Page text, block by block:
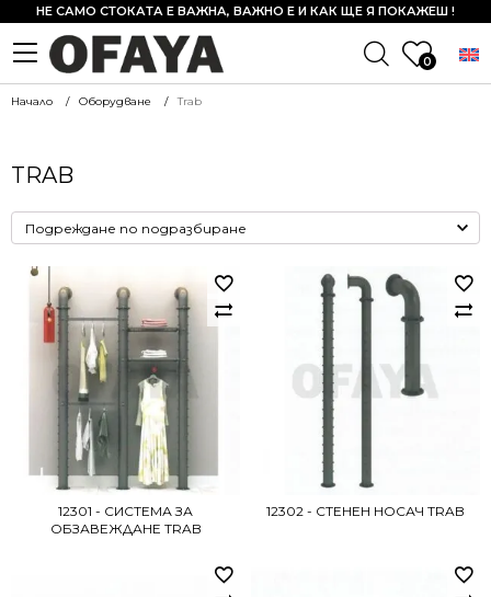
0
НЕ САМО СТОКАТА Е ВАЖНА, ВАЖНО Е И КАК ЩЕ Я ПОКАЖЕШ !
Начало Оборудване Trab
TRAB
12301 - СИСТЕМА ЗА
ОБЗАВЕЖДАНЕ TRAB
12302 - СТЕНЕН НОСАЧ TRAB